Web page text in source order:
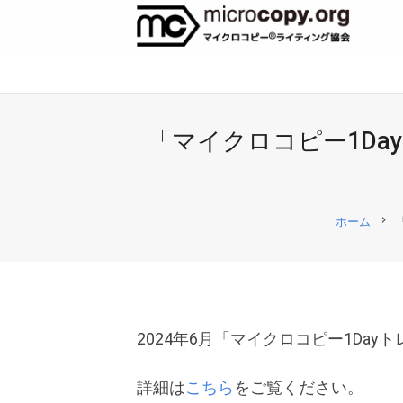
「マイクロコピー
ホーム chevron_right
2024年6月「マイクロコピー1Day
詳細はこちら をご覧ください。